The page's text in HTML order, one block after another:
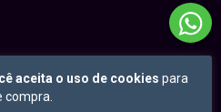
aceita o uso de cookies para
compra.